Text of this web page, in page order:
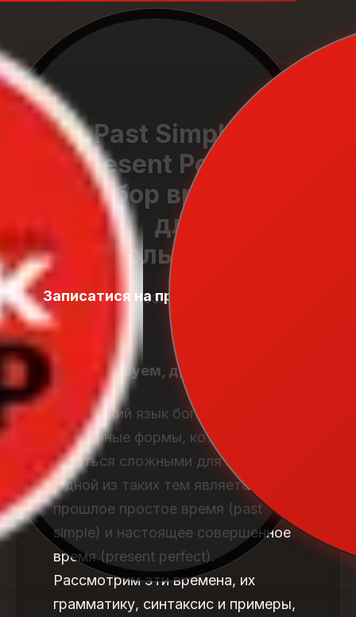
Записатися на пробний урок
Past Simple и
Present Perfect:
Выбор времени
для
использования
03.01.2026
Приветствуем, друзья!
Английский язык богат на
временные формы, которые могут
казаться сложными для изучения.
Одной из таких тем является
прошлое простое время (past
simple) и настоящее совершенное
время(present perfect).
Рассмотрим эти времена, их
грамматику, синтаксис и примеры,